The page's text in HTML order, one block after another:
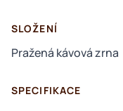
SLOŽENÍ
Pražená kávová zrna
SPECIFIKACE